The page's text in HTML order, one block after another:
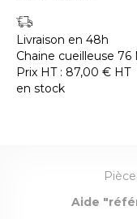
Livraison en 48h
Chaine cueilleuse 76
Prix HT : 87,00 € HT
en stock
Aide